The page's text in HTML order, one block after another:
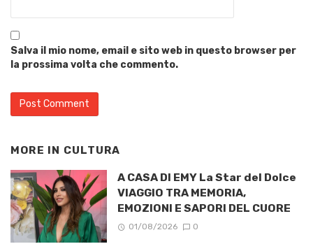
Salva il mio nome, email e sito web in questo browser per
la prossima volta che commento.
MORE IN CULTURA
A CASA DI EMY La Star del Dolce
VIAGGIO TRA MEMORIA,
EMOZIONI E SAPORI DEL CUORE
01/08/2026 0